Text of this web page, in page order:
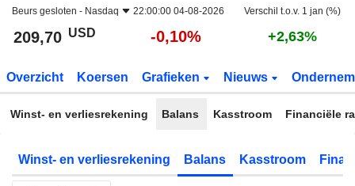
Beurs gesloten - Nasdaq 22:00:00 04-08-2026 Verschil t.o.v. 1 jan (%)
209,70 USD -0,10% +2,63%
Overzicht Koersen Grafieken Nieuws
Winst- en verliesrekening Balans Kasstroom Financiële
Winst- en verliesrekening Balans Kasstroom